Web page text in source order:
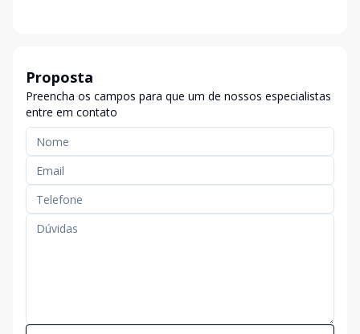
Proposta
Preencha os campos para que um de nossos especialistas
entre em contato